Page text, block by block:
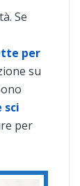
Se
per
su
sci
per